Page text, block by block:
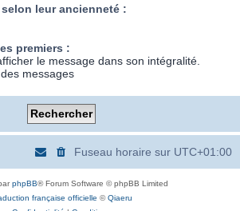
leur ancienneté :
premiers :
le message dans son intégralité.
messages
Fuseau horaire sur UTC+01:00
phpBB® Forum Software © phpBB Limited
française officielle ©Qiaeru